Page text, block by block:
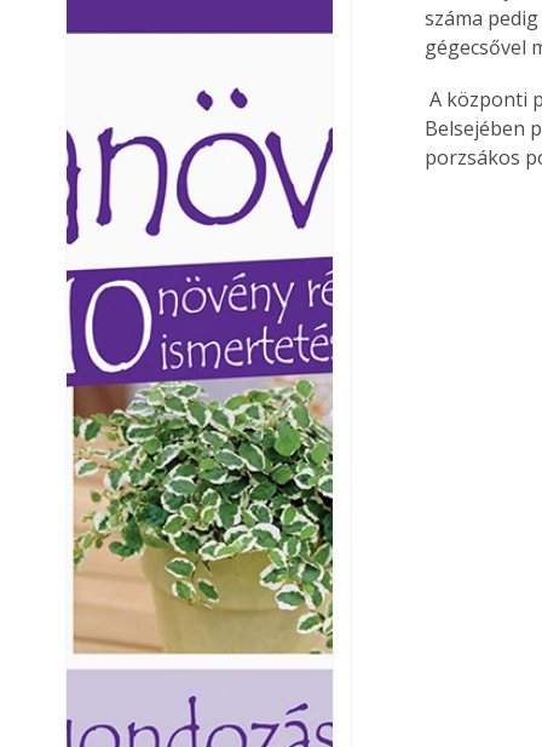
Ezermester
Laptapir kényelmes
száma
gégecsővel
A központi porszívó szívóegysége porszórt, lakkozott műanyag házzal rendelkezik.
Belsejében
porzsákos